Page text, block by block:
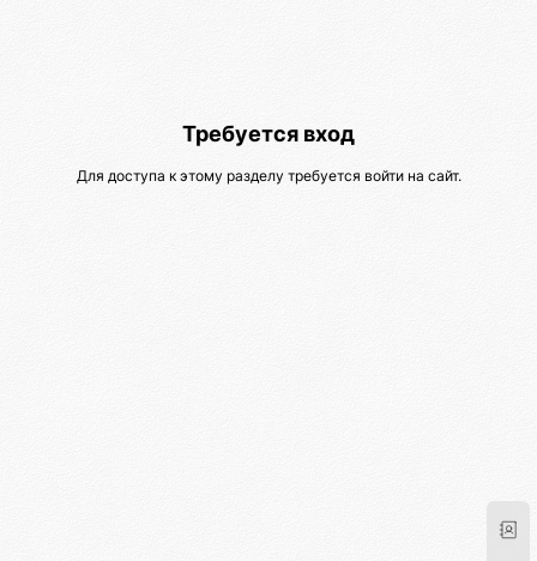
Требуется вход
Для доступа к этому разделу требуется войти на сайт.